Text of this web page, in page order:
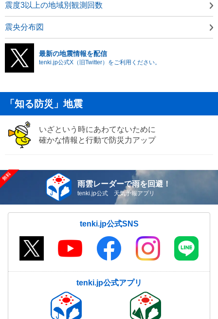
震度3以上の地域別観測回数
震央分布図
最新の地震情報を配信
tenki.jp公式X（旧Twitter）をご利用ください。
「知る防災」地震
いざという時にあわてないために
確かな情報と行動で防災力アップ
雨雲レーダーで雨を回避！
tenki.jp公式 天気予報アプリ
tenki.jp公式SNS
tenki.jp公式アプリ